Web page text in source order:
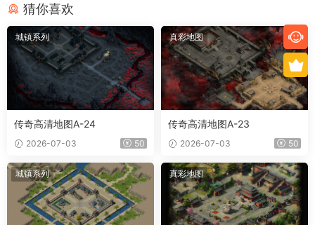
猜你喜欢
城镇系列
传奇高清地图A-24
2026-07-03 50
真彩地图
传奇高清地图A-23
2026-07-03 50
城镇系列 真彩地图